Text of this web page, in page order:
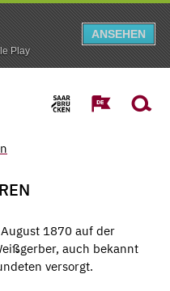
Play
ANSEHEN
1870 auf der
auch bekannt
versorgt.